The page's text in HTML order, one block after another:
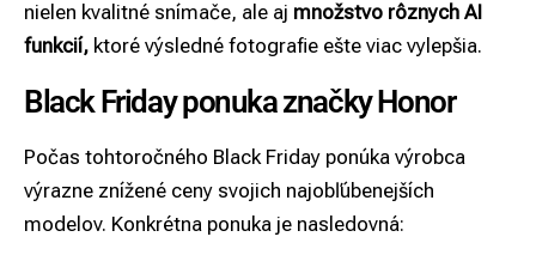
nielen kvalitné snímače, ale aj množstvo rôznych AI
funkcií, ktoré výsledné fotografie ešte viac vylepšia.
Black Friday ponuka značky Honor
Počas tohtoročného Black Friday ponúka výrobca
výrazne znížené ceny svojich najobľúbenejších
modelov. Konkrétna ponuka je nasledovná: